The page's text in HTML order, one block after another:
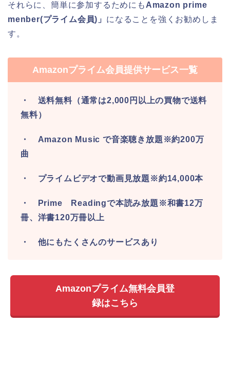
それらに、簡単に参加するためにも Amazon prime
menber(プライム会員)」 になることを強くお勧めしま
す。
Amazonプライム会員提供サービス一覧
・ 送料無料（通常は2,000円以上の買物で送料
無料）
・ Amazon Music で音楽聴き放題※約200万
曲
・ プライムビデオで動画見放題※約14,000本
・ Prime Readingで本読み放題※和書12万
冊、洋書120万冊以上
・ 他にもたくさんのサービスあり
Amazonプライム無料会員登
録はこちら